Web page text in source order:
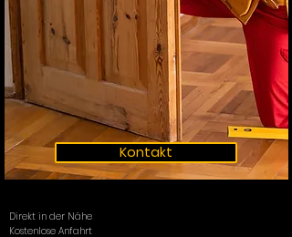
Kontakt
Direkt in der Nähe
Kostenlose Anfahrt